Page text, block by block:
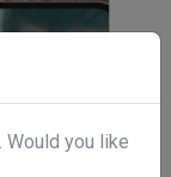
Would you like